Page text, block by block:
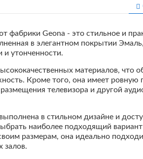
фабрики Geona - это стильное и
в элегантном покрытии
и утонченности.
материалов, что
Кроме того, она имеет ровную
телевизора и другой
в стильном дизайне и
наиболее подходящий
размерам, она идеально
залов.